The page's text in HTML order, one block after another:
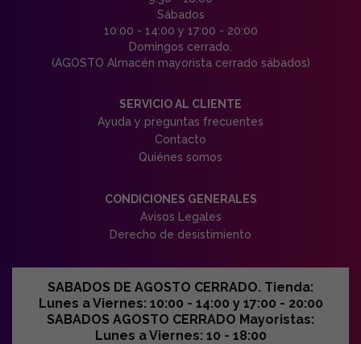
Sábados
10:00 - 14:00 y 17:00 - 20:00
Domingos cerrado.
(AGOSTO Almacén mayorista cerrado sábados)
SERVICIO AL CLIENTE
Ayuda y preguntas frecuentes
Contacto
Quiénes somos
CONDICIONES GENERALES
Avisos Legales
Derecho de desistimiento
SABADOS DE AGOSTO CERRADO. Tienda:
Lunes a Viernes: 10:00 - 14:00 y 17:00 - 20:00
SABADOS AGOSTO CERRADO Mayoristas:
Lunes a Viernes: 10 - 18:00